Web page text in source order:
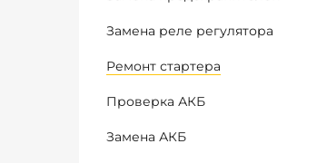
Замена реле регулятора
Ремонт стартера
Проверка АКБ
Замена АКБ